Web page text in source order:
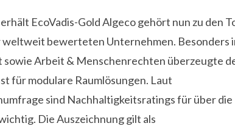
EcoVadis-Gold Algeco gehört nun zu den
weltweit bewerteten Unternehmen. Besonders
sowie Arbeit & Menschenrechten überzeugte
für modulare Raumlösungen. Laut
sind Nachhaltigkeitsratings für über die
Die Auszeichnung gilt als